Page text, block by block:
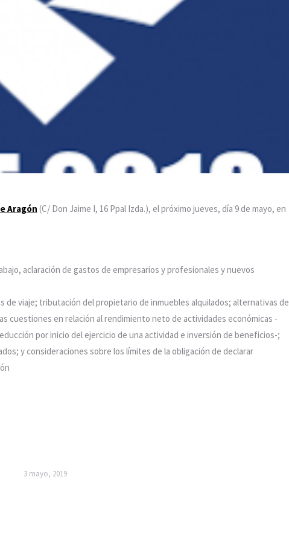
Aragón (C/ Don Jaime I, 16 Ppal Izda.), el próximo jueves, día 9 de mayo, en
aclaración de gastos de empresarios y profesionales y nuevos
de viaje; tributación del propietario de inmuebles alquilados; alternativas de
cuestiones en relación al rendimiento neto de actividades económicas -
por inicio del ejercicio de una actividad e inversión de beneficios-;
y consideraciones sobre los límites de la obligación de declarar
3 mayo, 2019